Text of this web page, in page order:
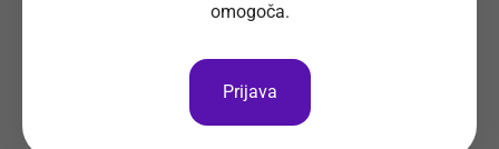
Blagajnik-Prodajalec na oddelku TO-
GO (m/ž) Interspar Citypark
Za delo v megamarketu Interspar Citypark iščemo:
omogoča.
Prijava